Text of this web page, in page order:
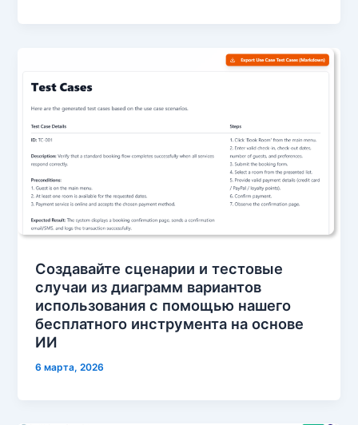
Создавайте сценарии и тестовые
случаи из диаграмм вариантов
использования с помощью нашего
бесплатного инструмента на основе
ИИ
6 марта, 2026